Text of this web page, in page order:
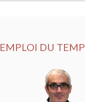
EMPLOI DU